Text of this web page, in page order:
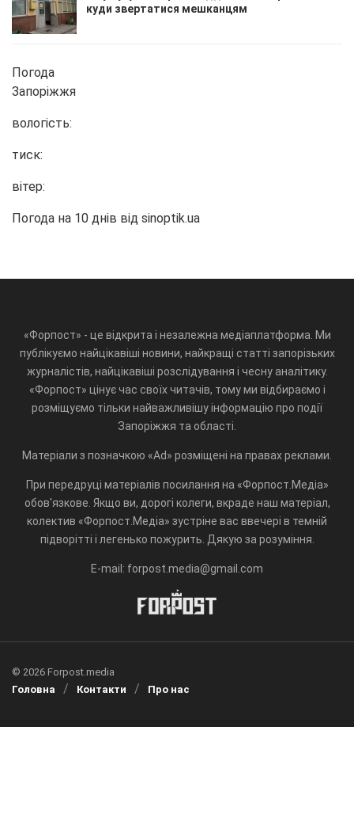
куди звертатися мешканцям
Погода
Запоріжжя
вологість:
тиск:
вітер:
Погода на 10 днів від sinoptik.ua
«Форпост» - це відкрита і незалежна медіаплатформа. Ми
публікуємо найцікавіші новини, найкращі статті запорізьких
журналістів, найцікавіші розслідування і чесну аналітику.
«Форпост» цінує час своїх читачів, тому ми відбираємо і
розміщуємо тільки найважливішу інформацію про події
Запоріжжя та області.
Матеріали з позначкою «Ad» розміщені на правах реклами.
При передруці матеріалів посилання на «Форпост.Медіа»
обов'язкове. Якщо ви, дорогі колеги, вкраде наш матеріал,
колектив «Форпост.Медіа» зустріне вас ввечері в темній
підворітті і легенько пожурить. Дякую за розуміння.
E-mail: forpost.media@gmail.com
© 2026 Forpost.media
Головна
Контакти Про нас